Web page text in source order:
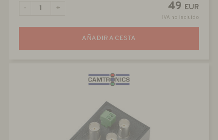
49 EUR
IVA no incluido
- +
AÑADIR A CESTA